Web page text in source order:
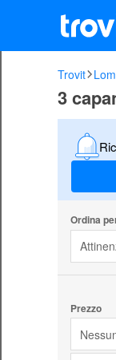
Trovit
3
Ordina
Prezzo